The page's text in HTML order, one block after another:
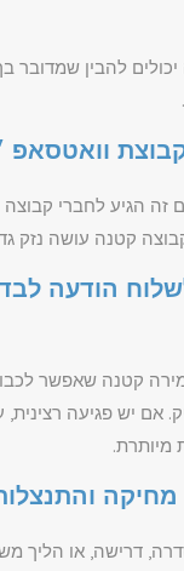
להבין שמדובר
הגיע לחברי קבוצה
קטנה עושה נזק
הודעה
קטנה שאפשר
אם יש פגיעה רצינית,
מיותרת.
דרישה, או הליך